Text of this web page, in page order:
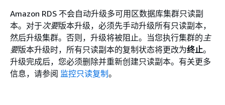
Amazon RDS 不会自动升级多可用区数据库集群只读副
本。对于次要版本升级，必须先手动升级所有只读副本，
然后升级集群。否则，升级将被阻止。当您执行集群的主
要版本升级时，所有只读副本的复制状态将更改为终止。
升级完成后，您必须删除并重新创建只读副本。有关更多
信息，请参阅 监控只读复制 。